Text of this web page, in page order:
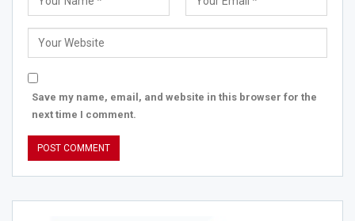
Save my name, email, and website in this browser for the
next time I comment.